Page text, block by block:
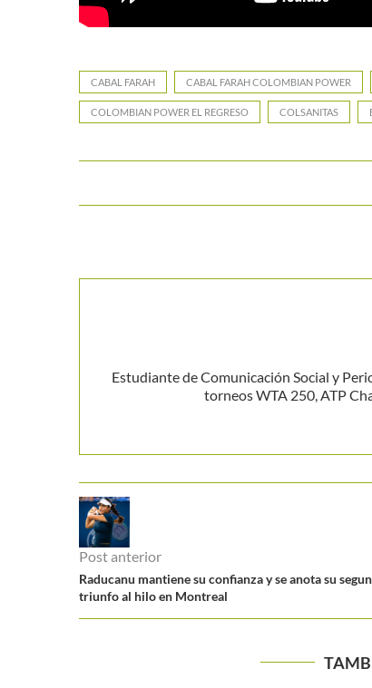
CABAL FARAH CABAL FARAH COLOMBIAN POWER
COLOMBIAN POWER EL REGRESO COLSANITAS
Estudiante de Comunicación Social y
torneos WTA 250, ATP
Post anterior
Raducanu mantiene su confianza y se anota su
triunfo al hilo en Montreal